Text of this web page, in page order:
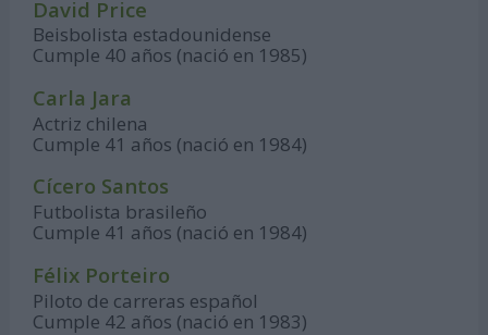
David Price
Beisbolista estadounidense
Cumple 40 años (nació en 1985)
Carla Jara
Actriz chilena
Cumple 41 años (nació en 1984)
Cícero Santos
Futbolista brasileño
Cumple 41 años (nació en 1984)
Félix Porteiro
Piloto de carreras español
Cumple 42 años (nació en 1983)